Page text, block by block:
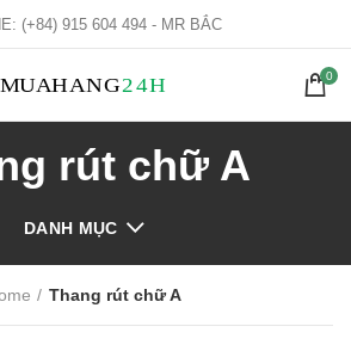
(+84) 915 604 494 - MR BẮC
0
rút chữ A
DANH MỤC
Thang rút chữ A